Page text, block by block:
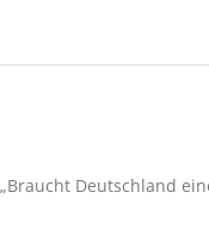
Deutschland